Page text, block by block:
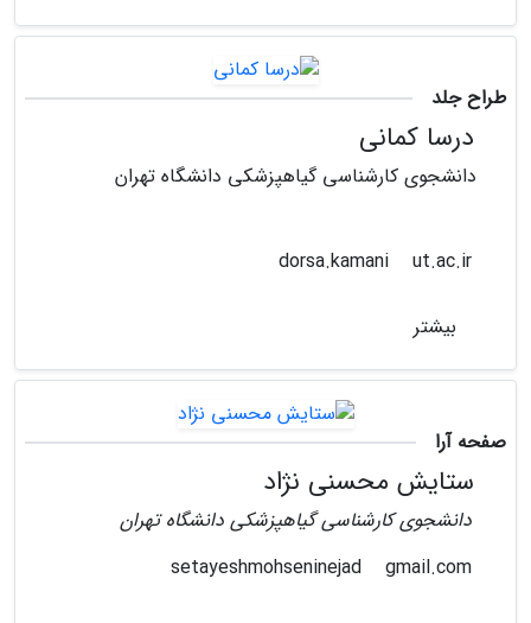
طراح جلد
درسا کمانی
دانشجوی کارشناسی گیاهپزشکی دانشگاه تهران
ut.ac.ir
بیشتر
صفحه آرا
ستایش محسنی نژاد
دانشجوی کارشناسی گیاهپزشکی دانشگاه تهران
gmail.com